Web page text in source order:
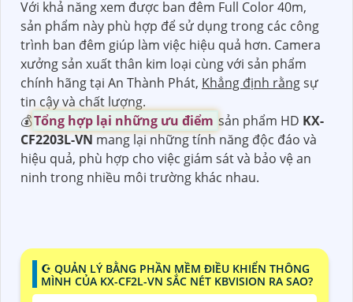
Với khả năng xem được ban đêm Full Color 40m,
sản phẩm này phù hợp để sử dụng trong các công
trình ban đêm giúp làm việc hiệu quả hơn. Camera
xưởng sản xuất thân kim loại cùng với sản phẩm
chính hãng tại An Thành Phát, Khẳng định rằngsự
tin cậy và chất lượng.
💰Tổng hợp lại những ưu điểm sản phẩm HD KX-
CF2203L-VNmang lại những tính năng độc đáo và
hiệu quả, phù hợp cho việc giám sát và bảo vệ an
ninh trong nhiều môi trường khác nhau.
☪ QUẢN LÝ BẰNG PHẦN MỀM ĐIỀU KHIỂN THÔNG
MÌNH CỦA KX-CF2L-VN SẮC NÉT KBVISION RA SAO?